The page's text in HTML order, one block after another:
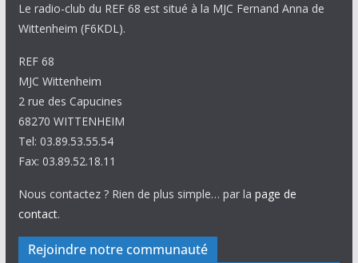
Le radio-club du REF 68 est situé à la MJC Fernand Anna de
Wittenheim (F6KDL).
REF 68
MJC Wittenheim
2 rue des Capucines
68270 WITTENHEIM
Tel: 03.89.53.55.54
Fax: 03.89.52.18.11
Nous contactez ? Rien de plus simple… par la page de
contact.
Rejoindre notre communauté